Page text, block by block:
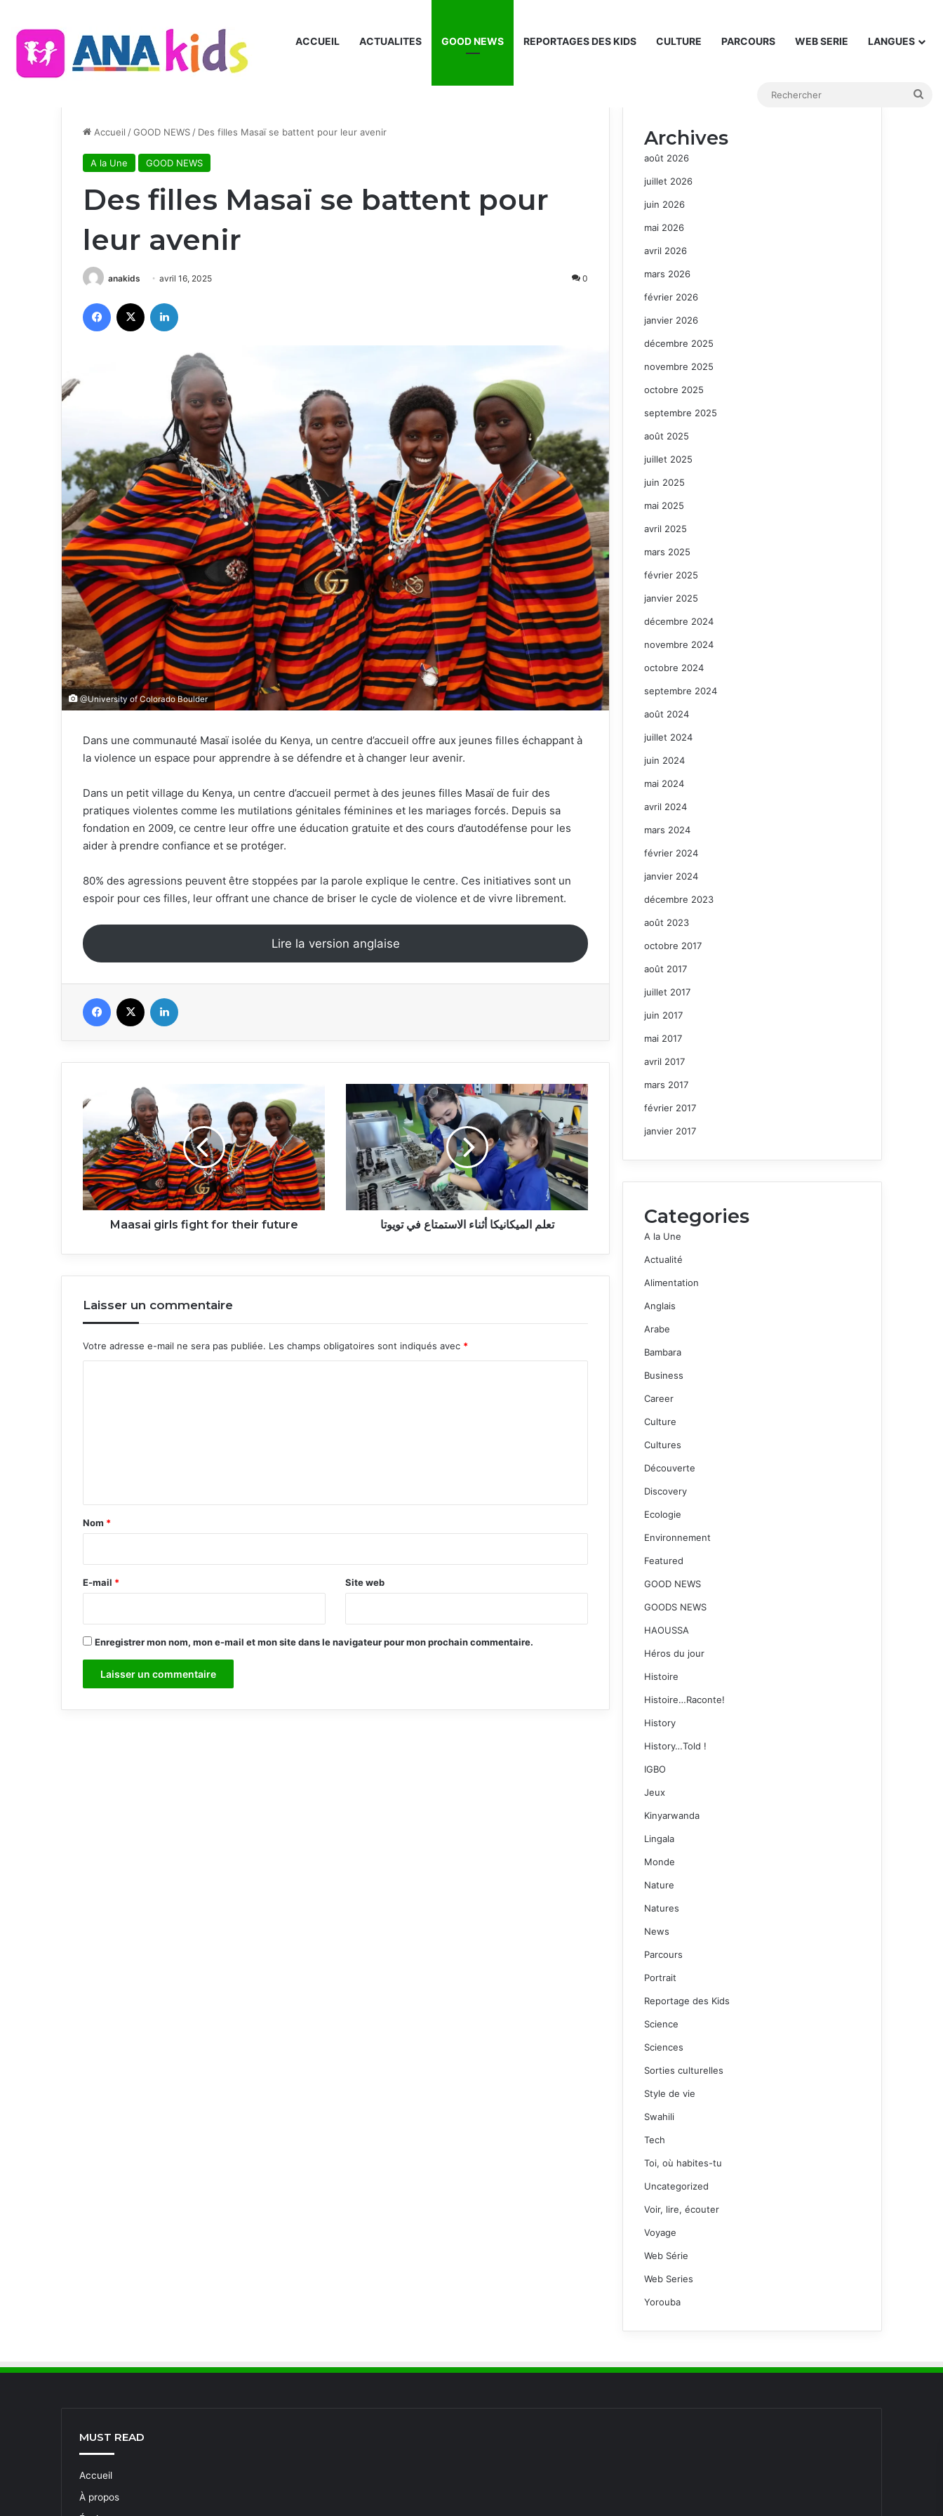
ACCUEIL ACTUALITES GOOD NEWS REPORTAGES DES KIDS CULTURE PARCOURS WEB SERIE LANGUES
Accueil /GOOD NEWS / Des filles Masaï se battent pour leur avenir
A la Une GOOD NEWS
Des filles Masaï se battent pour
leur avenir
anakids avril 16, 2025 0
Facebook
@University of Colorado Boulder
Dans une communauté Masaï isolée du Kenya, un centre d’accueil offre aux jeunes filles échappant à
la violence un espace pour apprendre à se défendre et à changer leur avenir.
Dans un petit village du Kenya, un centre d’accueil permet à des jeunes filles Masaï de fuir des
pratiques violentes comme les mutilations génitales féminines et les mariages forcés. Depuis sa
fondation en 2009, ce centre leur offre une éducation gratuite et des cours d’autodéfense pour les
aider à prendre confiance et se protéger.
80% des agressions peuvent être stoppées par la parole explique le centre. Ces initiatives sont un
espoir pour ces filles, leur offrant une chance de briser le cycle de violence et de vivre librement.
Lire la version anglaise
Facebook
girls
for
their
future
Maasai girls fight for their future
الميكانيكا
أثناء
الاستمتاع
في
تويوتا
تعلم الميكانيكا أثناء الاستمتاع في تويوتا
Laisser un commentaire
Votre adresse e-mail ne sera pas publiée. Les champs obligatoires sont indiqués avec *
a
e
Nom *
E-mail * Site web
Enregistrer mon nom, mon e-mail et mon site dans le navigateur pour mon prochain commentaire.
Archives
août 2026
juillet 2026
juin 2026
mai 2026
avril 2026
mars 2026
février 2026
janvier 2026
décembre 2025
novembre 2025
octobre 2025
septembre 2025
août 2025
juillet 2025
juin 2025
mai 2025
avril 2025
mars 2025
février 2025
janvier 2025
décembre 2024
novembre 2024
octobre 2024
septembre 2024
août 2024
juillet 2024
juin 2024
mai 2024
avril 2024
mars 2024
février 2024
janvier 2024
décembre 2023
août 2023
octobre 2017
août 2017
juillet 2017
juin 2017
mai 2017
avril 2017
mars 2017
février 2017
janvier 2017
Categories
A la Une
Actualité
Alimentation
Anglais
Arabe
Bambara
Business
Career
Culture
Cultures
Découverte
Discovery
Ecologie
Environnement
Featured
GOOD NEWS
GOODS NEWS
HAOUSSA
Héros du jour
Histoire
Histoire…Raconte!
History
History…Told !
IGBO
Jeux
Kinyarwanda
Lingala
Monde
Nature
Natures
News
Parcours
Portrait
Reportage des Kids
Science
Sciences
Sorties culturelles
Style de vie
Swahili
Tech
Toi, où habites-tu
Uncategorized
Voir, lire, écouter
Voyage
Web Série
Web Series
Yorouba
MUST READ
Accueil
À propos